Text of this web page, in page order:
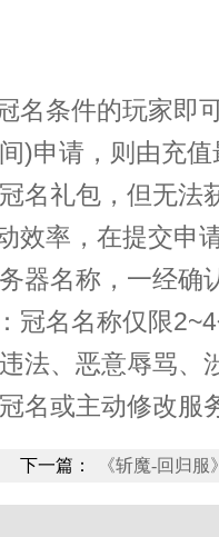
条件的玩家即
)申请，则由充
名礼包，但无法
率，在提交申
器名称，一经确
名名称仅限2~4
法、恶意辱骂、
名或主动修改服
下一篇： 《斩魔-回归